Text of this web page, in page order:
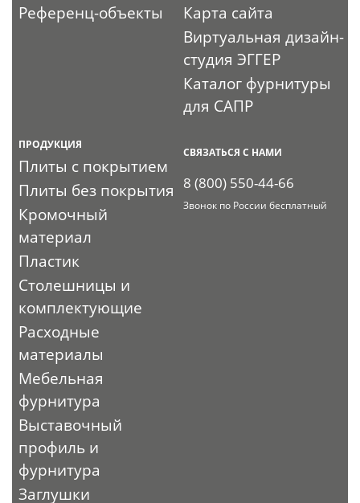
Референц-объекты
Карта сайта
Виртуальная дизайн-
студия ЭГГЕР
Каталог фурнитуры
для САПР
ПРОДУКЦИЯ
Плиты с покрытием
Плиты без покрытия
Кромочный
материал
Пластик
Столешницы и
комплектующие
Расходные
материалы
Мебельная
фурнитура
Выставочный
профиль и
фурнитура
Заглушки
СВЯЗАТЬСЯ С НАМИ
8 (800) 550-44-66
Звонок по России бесплатный